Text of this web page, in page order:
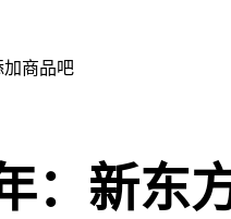
加商品吧
：新东